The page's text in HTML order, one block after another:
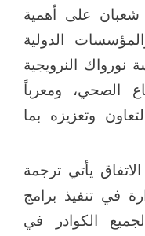
شعبان على أهمية
الدولية
النرويجية
الصحي، ومعرباً
وتعزيزه بما
يأتي ترجمة
في تنفيذ برامج
الكوادر في